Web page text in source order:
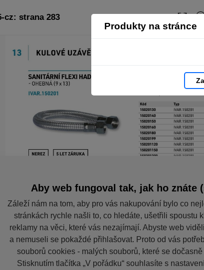
Produkty na stránce
cz: strana 283
Aby web fungoval tak, jak ho znáte
Záleží nám na tom, aby pro vás nakupování bylo co
stránkách rychle našli to, co hledáte, ušetřili spoustu
reklamy na věci, které vás nezajímají. Abyste web
a nemuseli se pokaždé přihlašovat. Proto od vás
souborů cookies - malých souborů, které se
Stisknutím tlačítka „V pořádku“ souhlasíte s